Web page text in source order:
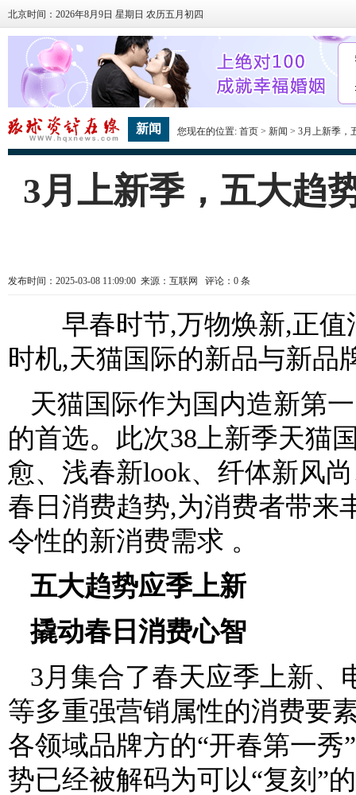
北京时间：2026年8月9日 星期日 农历五月初四
新闻 您现在的位置:首页 >新闻 > 3月上新季，
3月上新季，五大趋
发布时间：2025-03-08 11:09:00 来源：互联网 评论： 0 条
早春时节,万物焕新,正值
时机,天猫国际的新品与新品
天猫国际作为国内造新第
的首选。此次38上新季天猫
愈、浅春新look、纤体新风
春日消费趋势,为消费者带来
令性的新消费需求 。
五大趋势应季上新
撬动春日消费心智
3月集合了春天应季上新、
等多重强营销属性的消费要
各领域品牌方的“开春第一
势已经被解码为可以“复刻”